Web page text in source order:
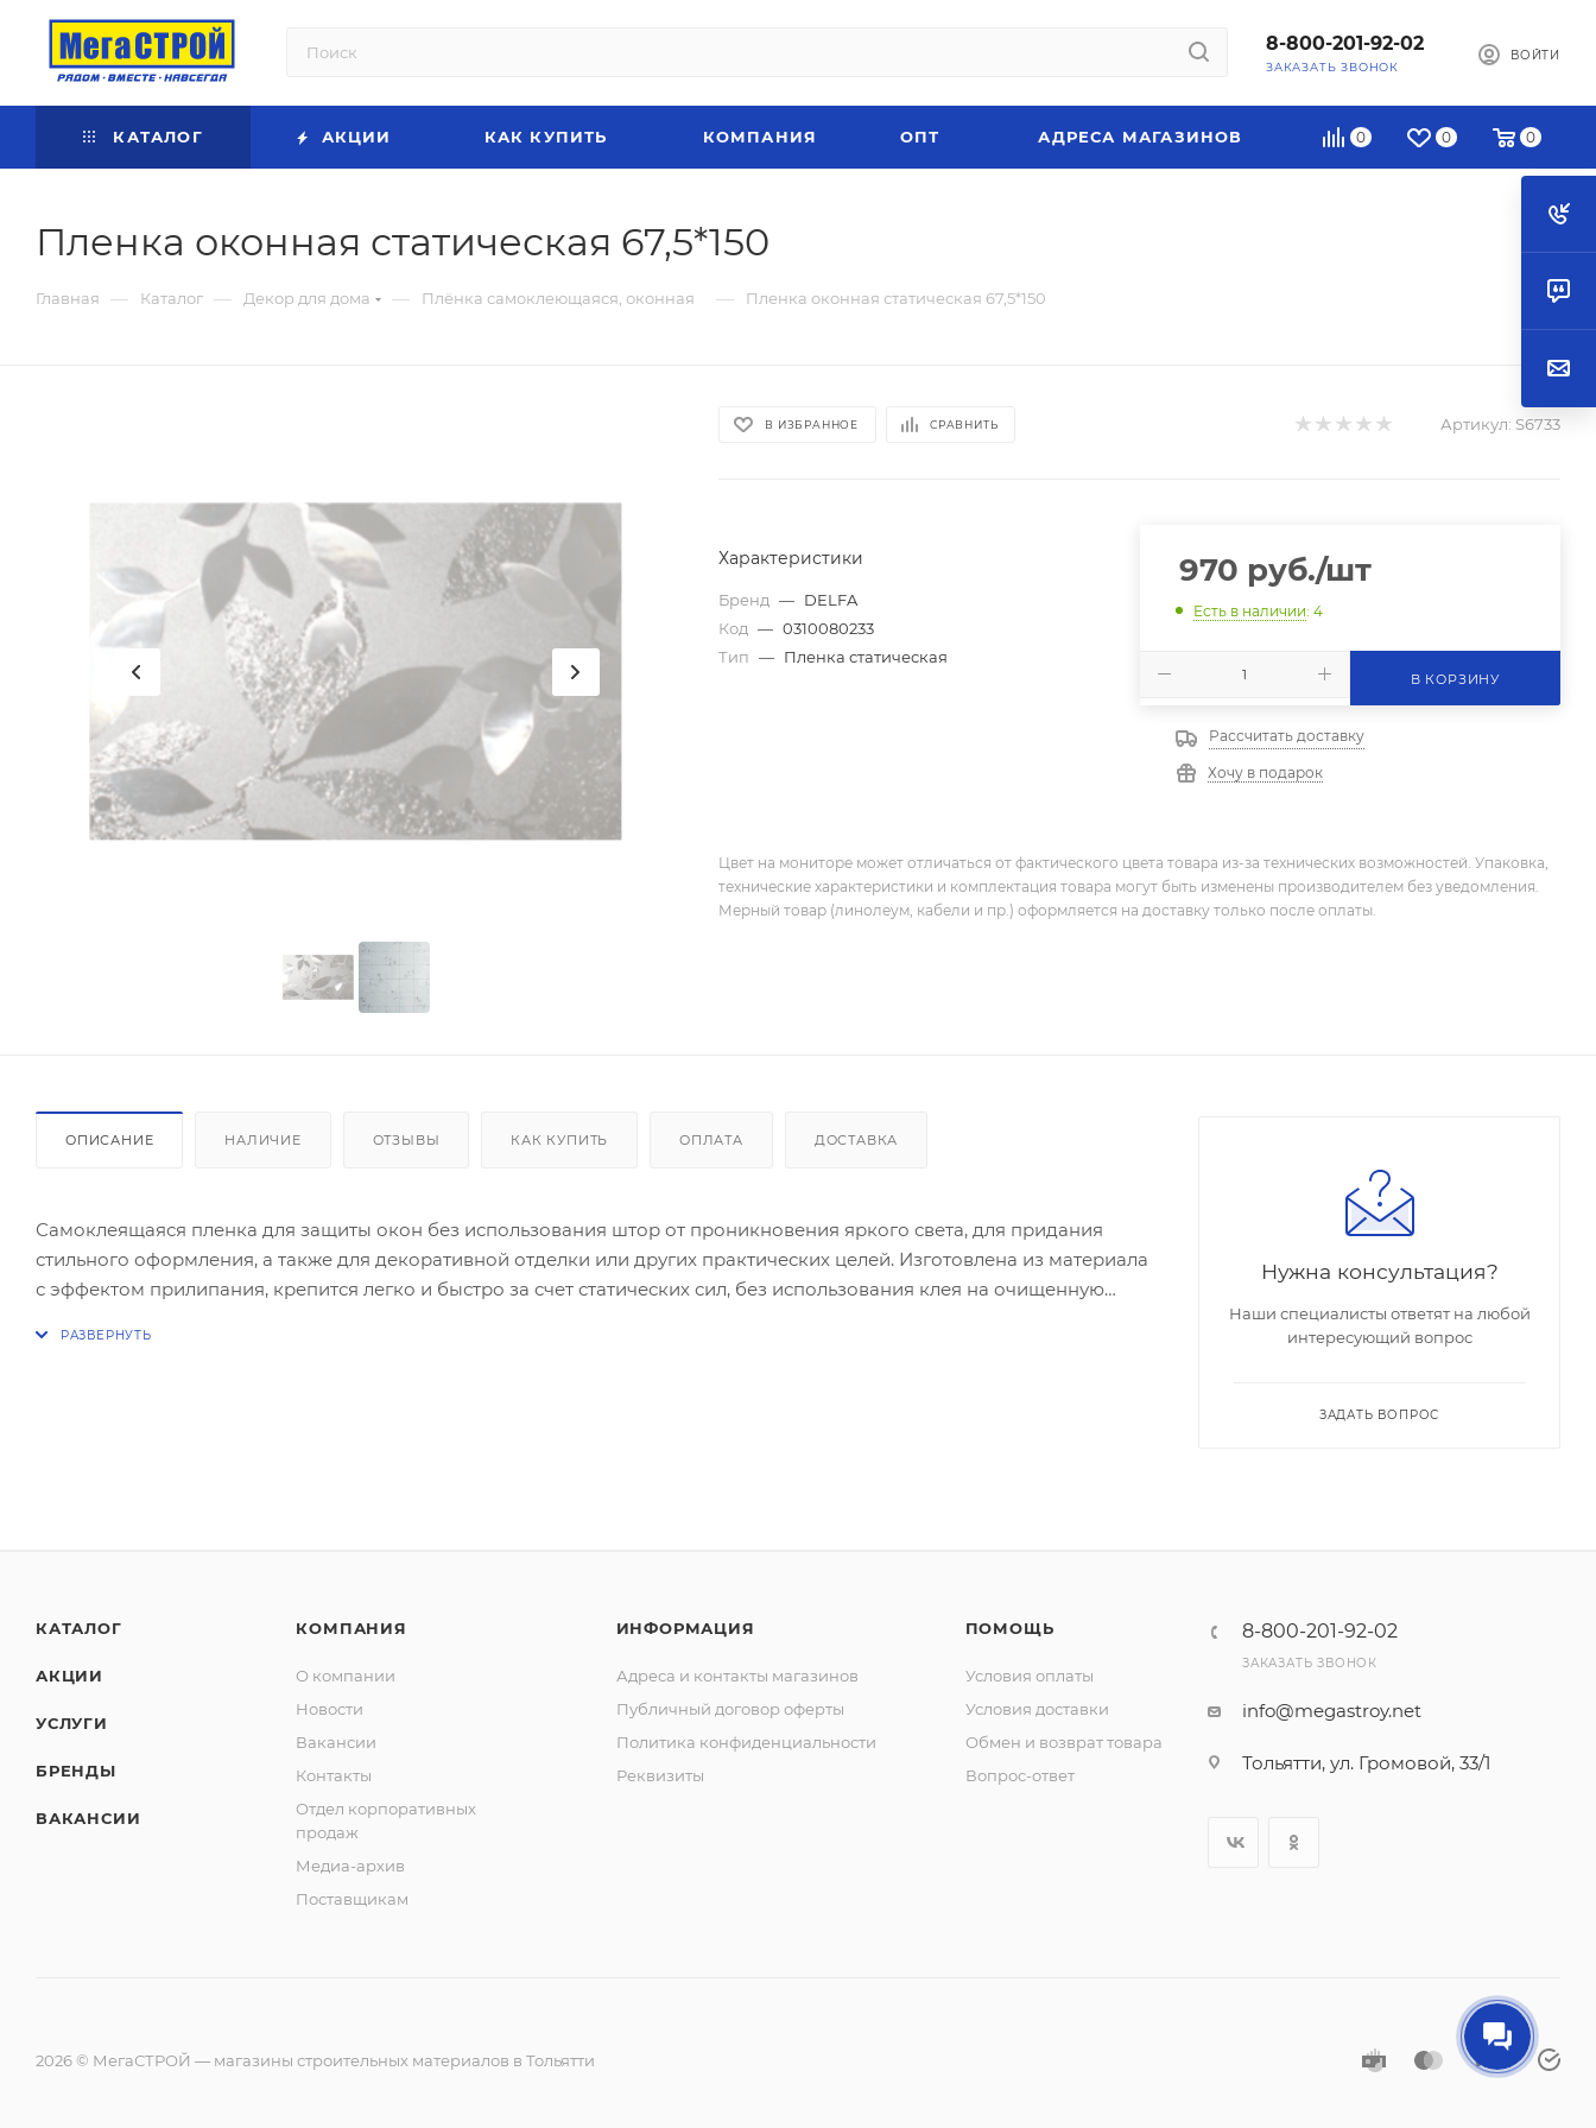
8-800-201-92-02
ЗАКАЗАТЬ ЗВОНОК
ВОЙТИ
0 0 0
КАТАЛОГ АКЦИИ КАК КУПИТЬ КОМПАНИЯ ОПТ АДРЕСА МАГАЗИНОВ
Пленка оконная статическая 67,5*150
Главная — Каталог — Декор для дома — Плёнка самоклеющаяся, оконная — Пленка оконная статическая 67,5*150
В ИЗБРАННОЕ СРАВНИТЬ Артикул: S6733
Характеристики
Бренд — DELFA
Код — 0310080233
Тип — Пленка статическая
970 руб./шт
Есть в наличии: 4
В КОРЗИНУ
Рассчитать доставку
Хочу в подарок
Цвет на мониторе может отличаться от фактического цвета товара из-за технических возможностей. Упаковка,
технические характеристики и комплектация товара могут быть изменены производителем без уведомления.
Мерный товар (линолеум, кабели и пр.) оформляется на доставку только после оплаты.
ОПИСАНИЕ НАЛИЧИЕ ОТЗЫВЫ КАК КУПИТЬ ОПЛАТА ДОСТАВКА
Самоклеящаяся пленка для защиты окон без использования штор от проникновения яркого света, для придания
стильного оформления, а также для декоративной отделки или других практических целей. Изготовлена из материала
с эффектом прилипания, крепится легко и быстро за счет статических сил, без использования клея на очищенную
Нужна консультация?
Наши специалисты ответят на любой
интересующий вопрос
ЗАДАТЬ ВОПРОС
КАТАЛОГ
АКЦИИ
УСЛУГИ
БРЕНДЫ
ВАКАНСИИ
КОМПАНИЯ
О компании
Новости
Вакансии
Контакты
Отдел корпоративных
продаж
Медиа-архив
Поставщикам
ИНФОРМАЦИЯ
Адреса и контакты магазинов
Публичный договор оферты
Политика конфиденциальности
Реквизиты
ПОМОЩЬ
Условия оплаты
Условия доставки
Обмен и возврат товара
Вопрос-ответ
8-800-201-92-02
ЗАКАЗАТЬ ЗВОНОК
info@megastroy.net
Тольятти, ул. Громовой, 33/1
2026 © МегаСТРОЙ — магазины строительных материалов в Тольятти